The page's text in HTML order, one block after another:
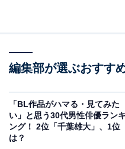
ー。翌年には『仮面ライ
主演を務め注目を集めま
伝』、NHK連続テレビ小
ろうに剣心』シリーズ、
どがあります。また、登
編集部が選ぶおすす
「BL作品がハマる・見てみた
い」と思う30代男性俳優ランキ
ング！ 2位「千葉雄大」、1位
は？